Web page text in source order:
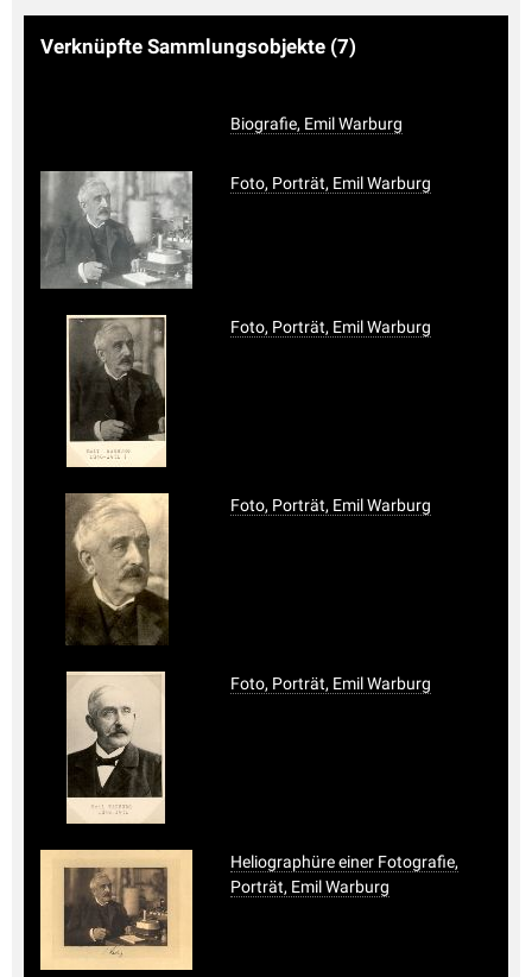
Verknüpfte Sammlungsobjekte (7)
Biografie, Emil Warburg
Foto, Porträt, Emil Warburg
Foto, Porträt, Emil Warburg
Foto, Porträt, Emil Warburg
Foto, Porträt, Emil Warburg
Heliographüre einer Fotografie,
Porträt, Emil Warburg